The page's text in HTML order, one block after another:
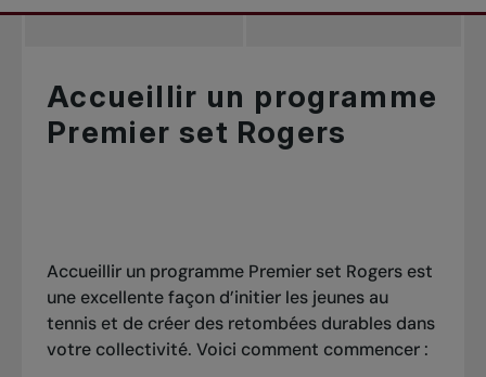
Accueillir un programme
Premier set Rogers
Accueillir un programme Premier set Rogers est
une excellente façon d’initier les jeunes au
tennis et de créer des retombées durables dans
votre collectivité. Voici comment commencer :